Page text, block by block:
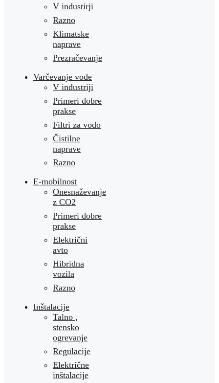
V industirji
Razno
Klimatske
naprave
Prezračevanje
Varčevanje vode
V industriji
Primeri dobre
prakse
Filtri za vodo
Čistilne
naprave
Razno
E-mobilnost
Onesnaževanje
z CO2
Primeri dobre
prakse
Električni
avto
Hibridna
vozila
Razno
Inštalacije
Talno ,
stensko
ogrevanje
Regulacije
Električne
inštalacije